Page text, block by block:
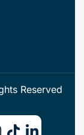
Reserved